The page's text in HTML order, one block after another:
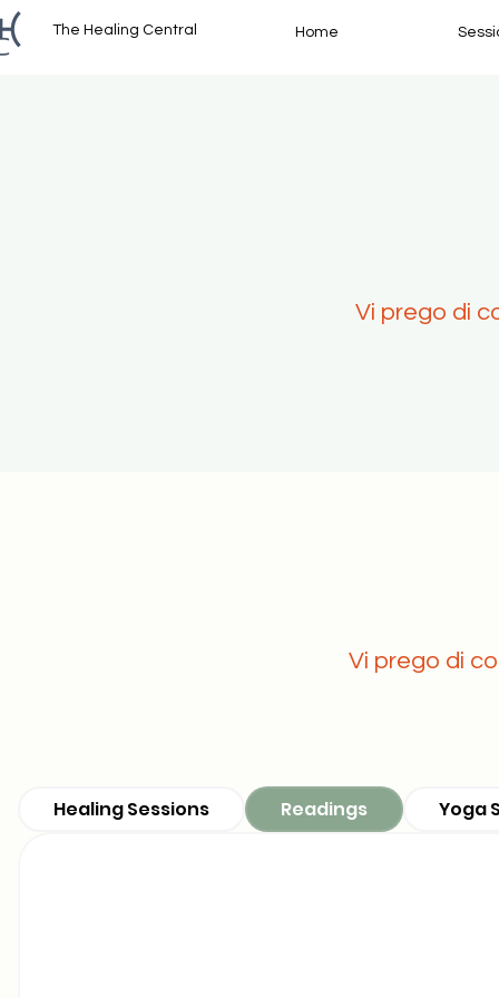
The Healing Central Home
Vi prego di
Vi prego di
Healing Sessions Readings Yoga